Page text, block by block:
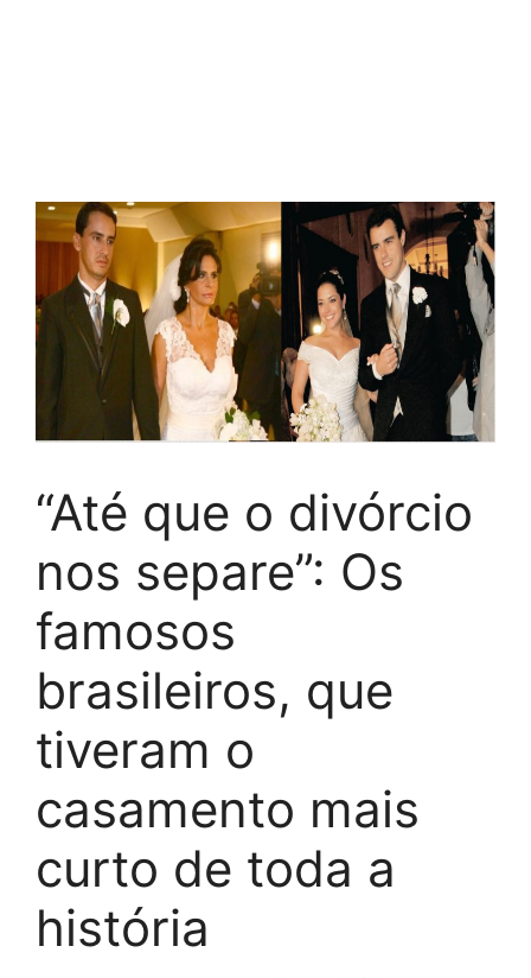
“Até que o divórcio
nos separe”: Os
famosos
brasileiros, que
tiveram o
casamento mais
curto de toda a
história